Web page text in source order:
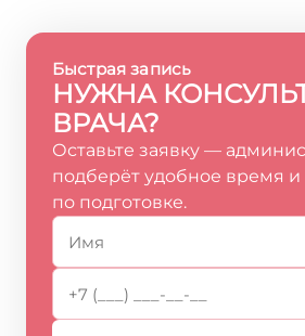
Быстрая запись
НУЖНА
ВРАЧА?
Оставьте заявку —
подберёт удобное время и
по подготовке.